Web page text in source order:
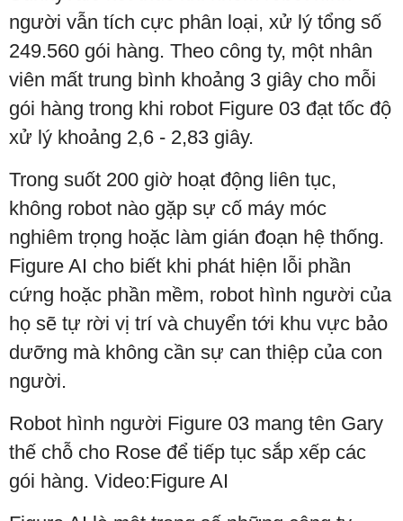
người vẫn tích cực phân loại, xử lý tổng số
249.560 gói hàng. Theo công ty, một nhân
viên mất trung bình khoảng 3 giây cho mỗi
gói hàng trong khi robot Figure 03 đạt tốc độ
xử lý khoảng 2,6 - 2,83 giây.
Trong suốt 200 giờ hoạt động liên tục,
không robot nào gặp sự cố máy móc
nghiêm trọng hoặc làm gián đoạn hệ thống.
Figure AI cho biết khi phát hiện lỗi phần
cứng hoặc phần mềm, robot hình người của
họ sẽ tự rời vị trí và chuyển tới khu vực bảo
dưỡng mà không cần sự can thiệp của con
người.
Robot hình người Figure 03 mang tên Gary
thế chỗ cho Rose để tiếp tục sắp xếp các
gói hàng. Video:Figure AI